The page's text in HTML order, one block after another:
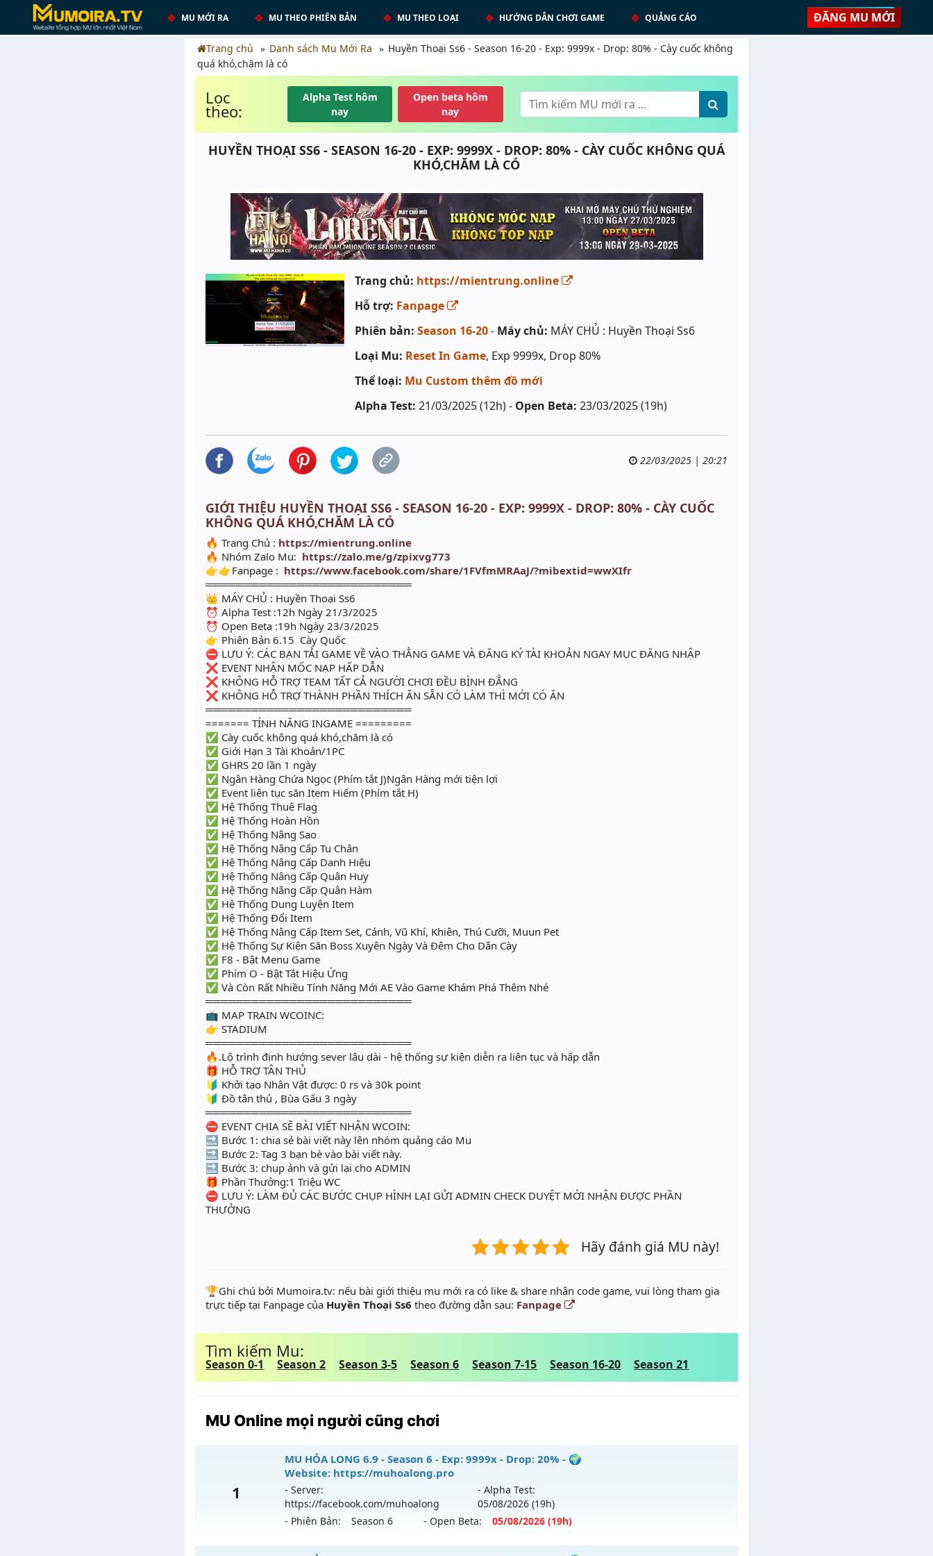
MU MỚI RA MU THEO PHIÊN BẢN MU THEO LOẠI HƯỚNG DẪN CHƠI GAME QUẢNG CÁO ĐĂNG MU MỚI
Trang chủ Danh sách Mu Mới Ra
Huyền Thoại Ss6 - Season 16-20 - Exp: 9999x - Drop: 80% - Cày cuốc không
quá khó,chăm là có
Lọc
theo:
Alpha Test hôm
nay
Open beta hôm
nay
HUYỀN THOẠI SS6 - SEASON 16-20 - EXP: 9999X - DROP: 80% - CÀY CUỐC KHÔNG QUÁ
KHÓ,CHĂM LÀ CÓ
Trang chủ: https://mientrung.online
Hỗ trợ: Fanpage
Phiên bản: Season 16-20- Máy chủ: MÁY CHỦ : Huyền Thoại Ss6
Loại Mu: Reset In Game, Exp 9999x, Drop 80%
Thể loại: Mu Custom thêm đồ mới
Alpha Test: 21/03/2025 (12h) - Open Beta: 23/03/2025 (19h)
22/03/2025 | 20:21
GIỚI THIỆU HUYỀN THOẠI SS6 - SEASON 16-20 - EXP: 9999X - DROP: 80% - CÀY CUỐC
KHÔNG QUÁ KHÓ,CHĂM LÀ CÓ
🔥 Trang Chủ : https://mientrung.online
🔥 Nhóm Zalo Mu: https://zalo.me/g/zpixvg773
👉👉Fanpage : https://www.facebook.com/share/1FVfmMRAaJ/?mibextid=wwXIfr
═══════════════════════════
👑 MÁY CHỦ : Huyền Thoại Ss6
⏰ Alpha Test :12h Ngày 21/3/2025
⏰ Open Beta :19h Ngày 23/3/2025
👉 Phiên Bản 6.15 Cày Quốc
⛔ LƯU Ý: CÁC BẠN TẢI GAME VỀ VÀO THẲNG GAME VÀ ĐĂNG KÝ TÀI KHOẢN NGAY MỤC ĐĂNG NHẬP
❌ EVENT NHẬN MỐC NẠP HẤP DẪN
❌ KHÔNG HỖ TRỢ TEAM TẤT CẢ NGƯỜI CHƠI ĐỀU BÌNH ĐẲNG
❌ KHÔNG HỖ TRỢ THÀNH PHẦN THÍCH ĂN SẴN CÓ LÀM THÌ MỚI CÓ ĂN
═══════════════════════════
======= TÍNH NĂNG INGAME =========
✅ Cày cuốc không quá khó,chăm là có
✅ Giới Hạn 3 Tài Khoản/1PC
✅ GHRS 20 lần 1 ngày
✅ Ngân Hàng Chứa Ngọc (Phím tắt J)Ngân Hàng mới tiện lợi
✅ Event liên tục săn Item Hiếm (Phím tắt H)
✅ Hệ Thống Thuê Flag
✅ Hệ Thống Hoàn Hồn
✅ Hệ Thống Nâng Sao
✅ Hệ Thống Nâng Cấp Tu Chân
✅ Hệ Thống Nâng Cấp Danh Hiệu
✅ Hệ Thống Nâng Cấp Quân Huy
✅ Hệ Thống Nâng Cấp Quân Hàm
✅ Hệ Thống Dung Luyện Item
✅ Hệ Thống Đổi Item
✅ Hệ Thống Nâng Cấp Item Set, Cánh, Vũ Khí, Khiên, Thú Cưỡi, Muun Pet
✅ Hệ Thống Sự Kiện Săn Boss Xuyên Ngày Và Đêm Cho Dân Cày
✅ F8 - Bật Menu Game
✅ Phím O - Bật Tắt Hiệu Ứng
✅ Và Còn Rất Nhiều Tính Năng Mới AE Vào Game Khám Phá Thêm Nhé
═══════════════════════════
📺 MAP TRAIN WCOINC:
👉 STADIUM
═══════════════════════════
🔥.Lộ trình định hướng sever lâu dài - hệ thống sự kiện diễn ra liên tục và hấp dẫn
🎁 HỖ TRỢ TÂN THỦ
🔰 Khởi tạo Nhân Vật được: 0 rs và 30k point
🔰 Đồ tân thủ , Bùa Gấu 3 ngày
═══════════════════════════
⛔️ EVENT CHIA SẼ BÀI VIẾT NHẬN WCOIN:
🔜 Bước 1: chia sẻ bài viết này lên nhóm quảng cáo Mu
🔜 Bước 2: Tag 3 bạn bè vào bài viết này.
🔜 Bước 3: chụp ảnh và gửi lại cho ADMIN
🎁 Phần Thưởng:1 Triệu WC
⛔ LƯU Ý: LÀM ĐỦ CÁC BƯỚC CHỤP HÌNH LẠI GỬI ADMIN CHECK DUYỆT MỚI NHẬN ĐƯỢC PHẦN
THƯỞNG
Hãy đánh giá MU này!
️🏆Ghi chú bởi Mumoira.tv: nếu bài giới thiệu mu mới ra có like & share nhận code game, vui lòng tham gia
trực tiếp tại Fanpage của Huyền Thoại Ss6 theo đường dẫn sau: Fanpage
Tìm kiếm Mu:
Season 0-1 Season 2 Season 3-5 Season 6 Season 7-15 Season 16-20 Season 21
MU Online mọi người cũng chơi
1
MU HỎA LONG 6.9 - Season 6 - Exp: 9999x - Drop: 20% - 🌍
Website: https://muhoalong.pro
- Server:
https://facebook.com/muhoalong
- Alpha Test:
05/08/2026 (19h)
- Phiên Bản:
Season 6 - Open Beta: 05/08/2026 (19h)